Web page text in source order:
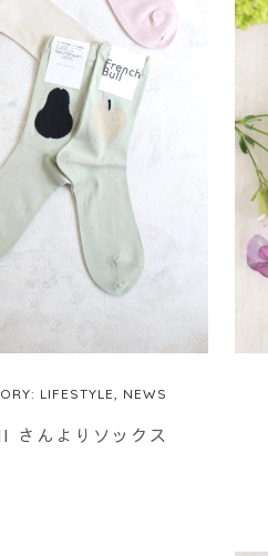
LIFESTYLE, NEWS
んよりソックス